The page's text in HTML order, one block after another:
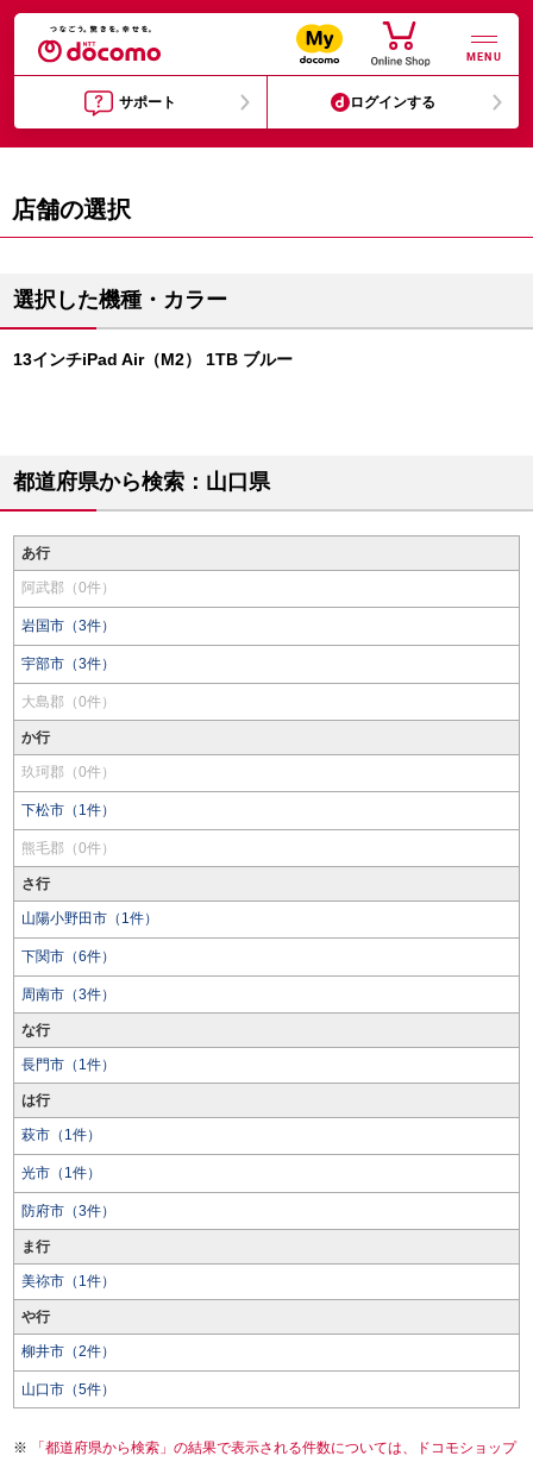
MENU
サポート ログインする
店舗の選択
選択した機種・カラー
13インチiPad Air（M2） 1TB ブルー
都道府県から検索：山口県
あ行
阿武郡（0件）
岩国市（3件）
宇部市（3件）
大島郡（0件）
か行
玖珂郡（0件）
下松市（1件）
熊毛郡（0件）
さ行
山陽小野田市（1件）
下関市（6件）
周南市（3件）
な行
長門市（1件）
は行
萩市（1件）
光市（1件）
防府市（3件）
ま行
美祢市（1件）
や行
柳井市（2件）
山口市（5件）
「都道府県から検索」の結果で表示される件数については、ドコモショップ